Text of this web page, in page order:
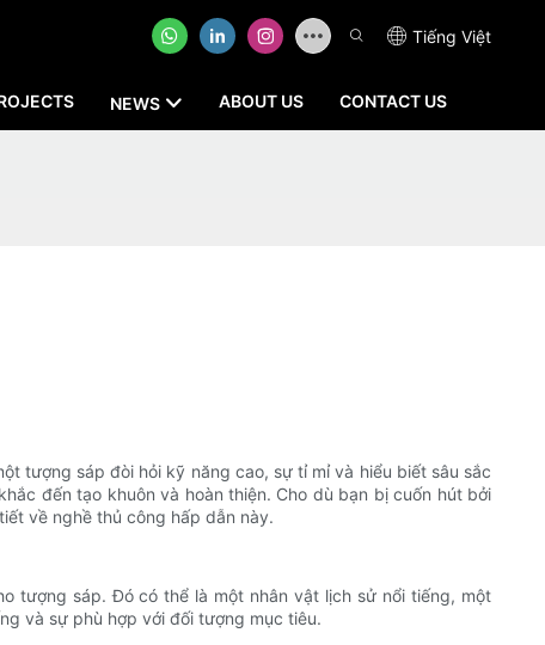
Tiếng Việt
NEWS ABOUT US CONTACT US
tượng sáp đòi hỏi kỹ năng cao, sự tỉ mỉ và hiểu biết sâu sắc
đến tạo khuôn và hoàn thiện. Cho dù bạn bị cuốn hút bởi
về nghề thủ công hấp dẫn này.
tượng sáp. Đó có thể là một nhân vật lịch sử nổi tiếng, một
và sự phù hợp với đối tượng mục tiêu.